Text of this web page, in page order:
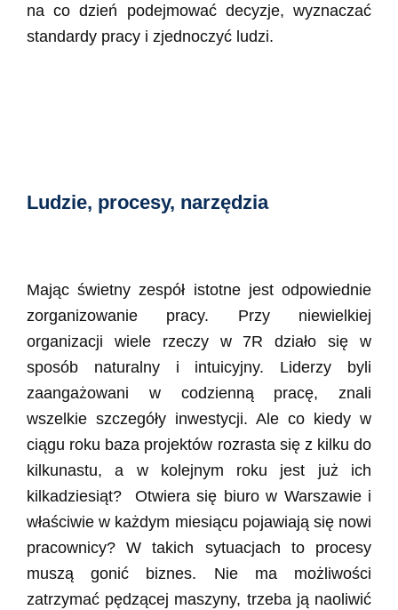
na co dzień podejmować decyzje, wyznaczać
standardy pracy i zjednoczyć ludzi.
Ludzie, procesy, narzędzia
Mając świetny zespół istotne jest odpowiednie
zorganizowanie pracy. Przy niewielkiej
organizacji wiele rzeczy w 7R działo się w
sposób naturalny i intuicyjny. Liderzy byli
zaangażowani w codzienną pracę, znali
wszelkie szczegóły inwestycji. Ale co kiedy w
ciągu roku baza projektów rozrasta się z kilku do
kilkunastu, a w kolejnym roku jest już ich
kilkadziesiąt? Otwiera się biuro w Warszawie i
właściwie w każdym miesiącu pojawiają się nowi
pracownicy? W takich sytuacjach to procesy
muszą gonić biznes. Nie ma możliwości
zatrzymać pędzącej maszyny, trzeba ją naoliwić